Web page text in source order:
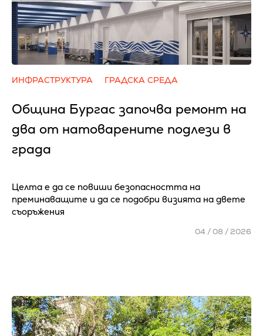
ИНФРАСТРУКТУРА ГРАДСКА СРЕДА
Община Бургас започва ремонт на
два от натоварените подлези в
града
Целта е да се повиши безопасността на
преминаващите и да се подобри визията на двете
съоръжения
04 / 08 / 2026